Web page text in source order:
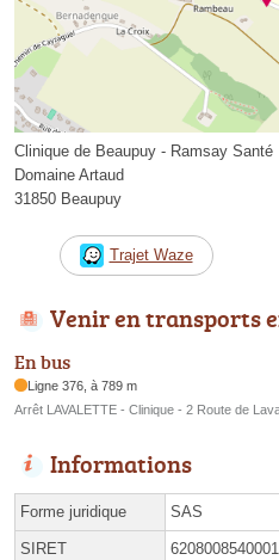
Clinique de Beaupuy - Ramsay Santé
Domaine Artaud
31850 Beaupuy
Trajet Waze
Venir en transports
En bus
Ligne 376, à 789 m
Arrêt LAVALETTE - Clinique - 2 Route de
Informations
Forme juridique SAS
SIRET